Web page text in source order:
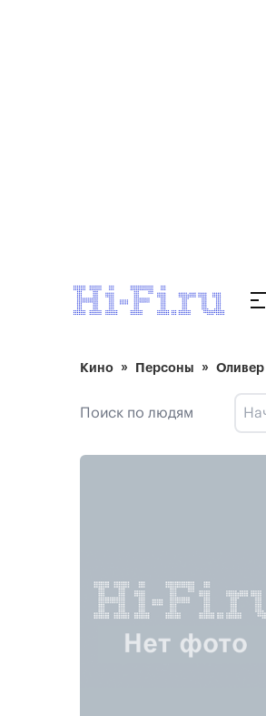
Кино Персоны
Поиск по людям